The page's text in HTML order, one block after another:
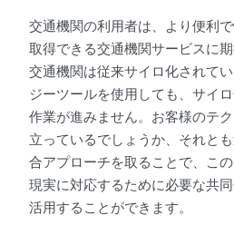
交通機関の利用者は、より便利
取得できる交通機関サービスに
交通機関は従来サイロ化されて
ジーツールを使用しても、サイ
作業が進みません。お客様のテ
立っているでしょうか、それと
合アプローチを取ることで、この
現実に対応するために必要な共
活用することができます。